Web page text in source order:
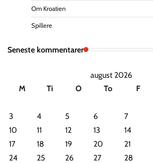
Om Kroatien
Spillere
Seneste kommentarer
august 2026
M
Ti O To F
3
4 5 6 7
10
11 12 13 14
17
18 19 20 21
24
25 26 27 28